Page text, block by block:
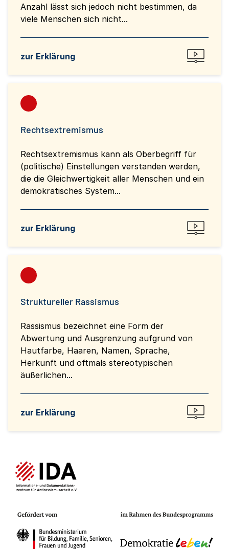
Anzahl lässt sich jedoch nicht bestimmen, da
viele Menschen sich nicht...
zur Erklärung
Rechtsextremismus
Rechtsextremismus kann als Oberbegriff für
(politische) Einstellungen verstanden werden,
die die Gleichwertigkeit aller Menschen und ein
demokratisches System...
zur Erklärung
Struktureller Rassismus
Rassismus bezeichnet eine Form der
Abwertung und Ausgrenzung aufgrund von
Hautfarbe, Haaren, Namen, Sprache,
Herkunft und oftmals stereotypischen
äußerlichen...
zur Erklärung